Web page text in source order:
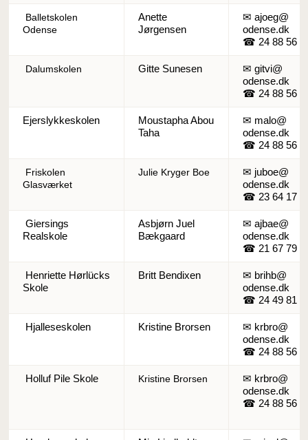
Balletskolen
Odense
Anette
Jørgensen
✉ ajoeg@
odense.dk
☎ 24 88 56
Dalumskolen Gitte Sunesen
✉ gitvi@
odense.dk
☎ 24 88 56
Ejerslykkeskolen
Moustapha Abou
Taha
✉ malo@
odense.dk
☎ 24 88 56
Friskolen
Glasværket
Julie Kryger Boe
✉ juboe@
odense.dk
☎ 23 64 17
Giersings
Realskole
Asbjørn Juel
Bækgaard
✉ ajbae@
odense.dk
☎ 21 67 79
Henriette Hørlücks
Skole
Britt Bendixen
✉ brihb@
odense.dk
☎ 24 49 81
Hjalleseskolen Kristine Brorsen
✉ krbro@
odense.dk
☎ 24 88 56
Holluf Pile Skole Kristine Brorsen
✉ krbro@
odense.dk
☎ 24 88 56